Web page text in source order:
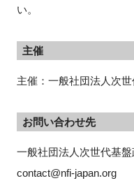
い。
主催
主催：一般社団法人次世
お問い合わせ先
一般社団法人次世代基
contact@nfi-japan.org